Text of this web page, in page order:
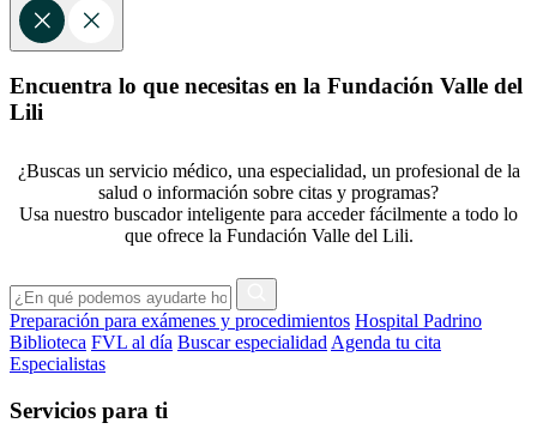
Encuentra lo que necesitas en la Fundación Valle del
Lili
¿Buscas un servicio médico, una especialidad, un profesional de la
salud o información sobre citas y programas?
Usa nuestro buscador inteligente para acceder fácilmente a todo lo
que ofrece la Fundación Valle del Lili.
Preparación para exámenes y procedimientos Hospital Padrino
Biblioteca FVL al día Buscar especialidad Agenda tu cita
Especialistas
Servicios para ti